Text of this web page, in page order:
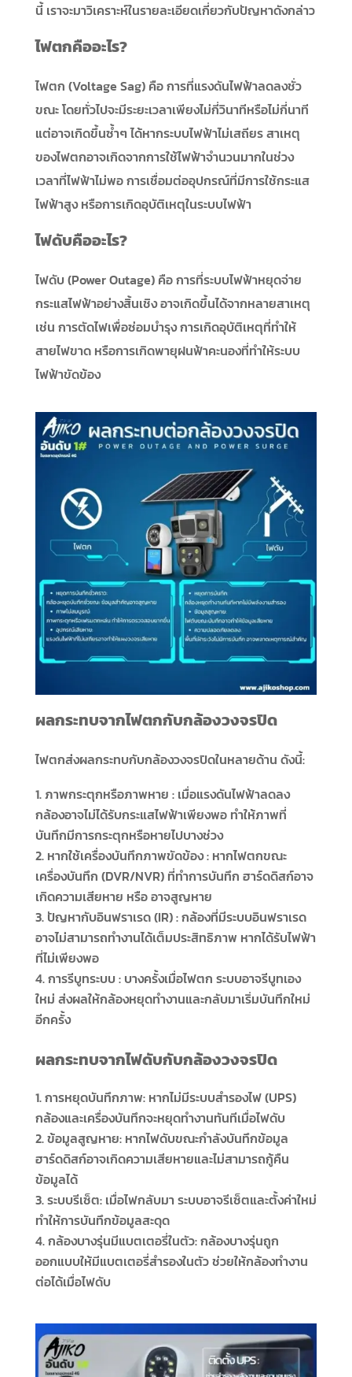
นี้ เราจะมาวิเคราะห์ในรายละเอียดเกี่ยวกับปัญหาดังกล่าว
ไฟตกคืออะไร?
ไฟตก (Voltage Sag) คือ การที่แรงดันไฟฟ้าลดลงชั่ว
ขณะ โดยทั่วไปจะมีระยะเวลาเพียงไม่กี่วินาทีหรือไม่กี่นาที
แต่อาจเกิดขึ้นซ้ำๆ ได้หากระบบไฟฟ้าไม่เสถียร สาเหตุ
ของไฟตกอาจเกิดจากการใช้ไฟฟ้าจำนวนมากในช่วง
เวลาที่ไฟฟ้าไม่พอ การเชื่อมต่ออุปกรณ์ที่มีการใช้กระแส
ไฟฟ้าสูง หรือการเกิดอุบัติเหตุในระบบไฟฟ้า
ไฟดับคืออะไร?
ไฟดับ (Power Outage) คือ การที่ระบบไฟฟ้าหยุดจ่าย
กระแสไฟฟ้าอย่างสิ้นเชิง อาจเกิดขึ้นได้จากหลายสาเหตุ
เช่น การตัดไฟเพื่อซ่อมบำรุง การเกิดอุบัติเหตุที่ทำให้
สายไฟขาด หรือการเกิดพายุฝนฟ้าคะนองที่ทำให้ระบบ
ไฟฟ้าขัดข้อง
ผลกระทบจากไฟตกกับกล้องวงจรปิด
ไฟตกส่งผลกระทบกับกล้องวงจรปิดในหลายด้าน ดังนี้:
ภาพกระตุกหรือภาพหาย : เมื่อแรงดันไฟฟ้าลดลง
กล้องอาจไม่ได้รับกระแสไฟฟ้าเพียงพอ ทำให้ภาพที่
บันทึกมีการกระตุกหรือหายไปบางช่วง
หากใช้เครื่องบันทึกภาพขัดข้อง : หากไฟตกขณะ
เครื่องบันทึก (DVR/NVR) ที่ทำการบันทึก ฮาร์ดดิสก์อาจ
เกิดความเสียหาย หรือ อาจสูญหาย
ปัญหากับอินฟราเรด (IR) : กล้องที่มีระบบอินฟราเรด
อาจไม่สามารถทำงานได้เต็มประสิทธิภาพ หากได้รับไฟฟ้า
ที่ไม่เพียงพอ
การรีบูทระบบ : บางครั้งเมื่อไฟตก ระบบอาจรีบูทเอง
ใหม่ ส่งผลให้กล้องหยุดทำงานและกลับมาเริ่มบันทึกใหม่
อีกครั้ง
ผลกระทบจากไฟดับกับกล้องวงจรปิด
การหยุดบันทึกภาพ: หากไม่มีระบบสำรองไฟ (UPS)
กล้องและเครื่องบันทึกจะหยุดทำงานทันทีเมื่อไฟดับ
ข้อมูลสูญหาย: หากไฟดับขณะกำลังบันทึกข้อมูล
ฮาร์ดดิสก์อาจเกิดความเสียหายและไม่สามารถกู้คืน
ข้อมูลได้
ระบบรีเซ็ต: เมื่อไฟกลับมา ระบบอาจรีเซ็ตและตั้งค่าใหม่
ทำให้การบันทึกข้อมูลสะดุด
กล้องบางรุ่นมีแบตเตอรี่ในตัว: กล้องบางรุ่นถูก
ออกแบบให้มีแบตเตอรี่สำรองในตัว ช่วยให้กล้องทำงาน
ต่อได้เมื่อไฟดับ